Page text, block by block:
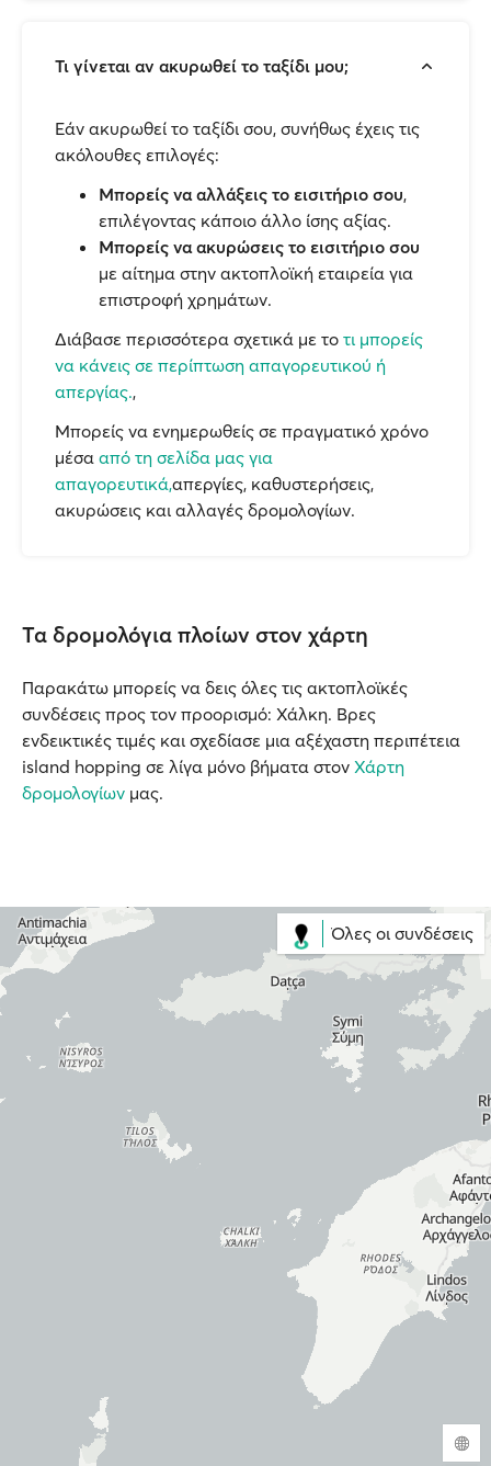
Τι γίνεται αν ακυρωθεί το ταξίδι μου;
Εάν ακυρωθεί το ταξίδι σου, συνήθως έχεις τις
ακόλουθες επιλογές:
Μπορείς να αλλάξεις το εισιτήριο σου,
επιλέγοντας κάποιο άλλο ίσης αξίας.
Μπορείς να ακυρώσεις το εισιτήριο σου
με αίτημα στην ακτοπλοϊκή εταιρεία για
επιστροφή χρημάτων.
Διάβασε περισσότερα σχετικά με το τι μπορείς
να κάνεις σε περίπτωση απαγορευτικού ή
απεργίας.,
Μπορείς να ενημερωθείς σε πραγματικό χρόνο
μέσα από τη σελίδα μας για
απαγορευτικά,απεργίες, καθυστερήσεις,
ακυρώσεις και αλλαγές δρομολογίων.
Τα δρομολόγια πλοίων στον χάρτη
Παρακάτω μπορείς να δεις όλες τις ακτοπλοϊκές
συνδέσεις προς τον προορισμό: Χάλκη. Βρες
ενδεικτικές τιμές και σχεδίασε μια αξέχαστη περιπέτεια
island hopping σε λίγα μόνο βήματα στον Χάρτη
δρομολογίων μας.
Όλες οι συνδέσεις